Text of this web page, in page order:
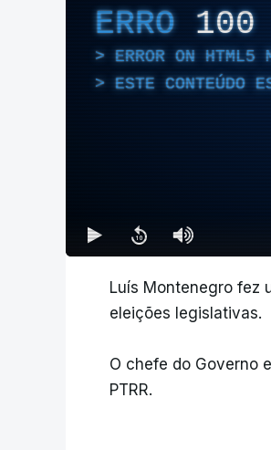
ERRO 100
ERROR ON HTML5
ESTE CONTEÚDO
Luís Montenegro fez
eleições legislativas.
O chefe do Governo
PTRR.